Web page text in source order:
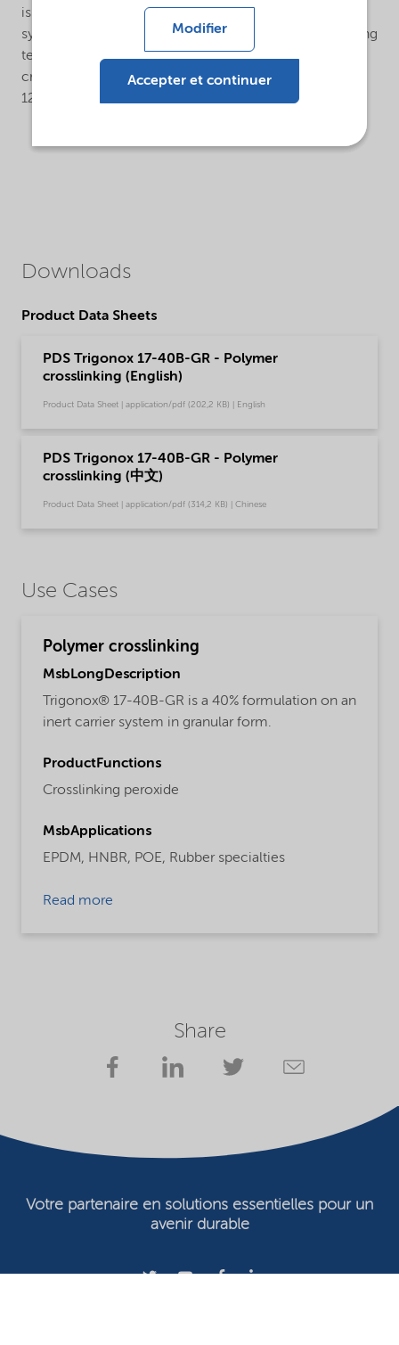
is used for the crosslinking of natural rubber and
synthetic rubbers, as well as polyolefins. Safe processing
temperature: 125°C (rheometer ts2 > 20 min.). Typical
crosslinking temperature: 160°C (rheometer t90 about
12 min.)
Downloads
Product Data Sheets
PDS Trigonox 17-40B-GR - Polymer
crosslinking (English)
Product Data Sheet | application/pdf (202,2 KB) | English
PDS Trigonox 17-40B-GR - Polymer
crosslinking (中文)
Product Data Sheet | application/pdf (314,2 KB) | Chinese
Use Cases
Polymer crosslinking
MsbLongDescription
Trigonox® 17-40B-GR is a 40% formulation on an
inert carrier system in granular form.
ProductFunctions
Crosslinking peroxide
MsbApplications
EPDM, HNBR, POE, Rubber specialties
Read more
Share
Votre partenaire en solutions essentielles pour un
avenir durable
Modifier
Accepter et continuer